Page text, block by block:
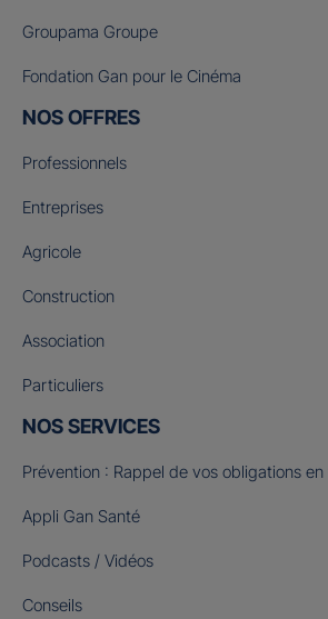
Groupama Groupe
Fondation Gan pour le Cinéma
NOS OFFRES
Professionnels
Entreprises
Agricole
Construction
Association
Particuliers
NOS SERVICES
Prévention : Rappel de vos obligations
Appli Gan Santé
Podcasts / Vidéos
Conseils